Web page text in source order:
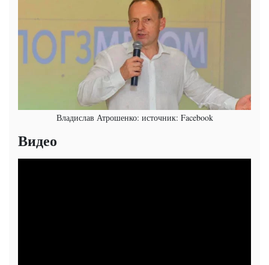
Владислав Атрошенко: источник: Facebook
Видео